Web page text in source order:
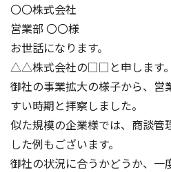
〇〇株式会社
営業部 〇〇様
お世話になります。
△△株式会社の□□と申します。
御社の事業拡大の様子から、営
すい時期と拝察しました。
似た規模の企業様では、商談管
した例もございます。
御社の状況に合うかどうか、一